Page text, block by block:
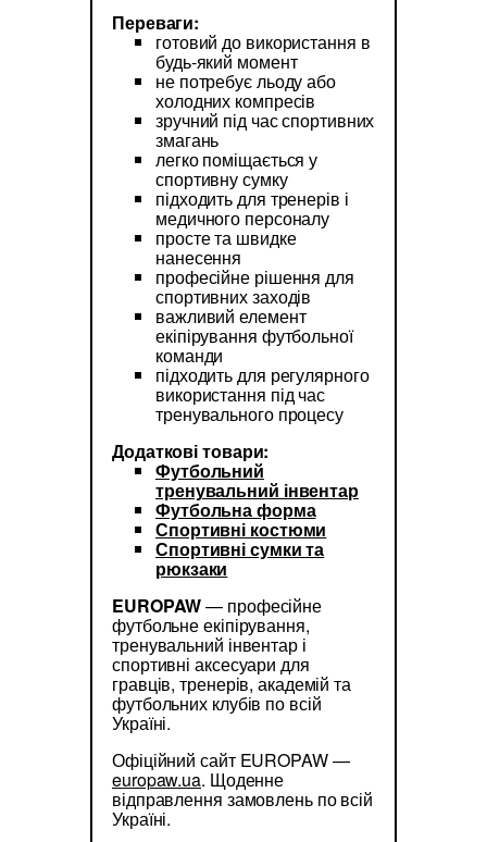
Переваги:
готовий до використання в
будь-який момент
не потребує льоду або
холодних компресів
зручний під час спортивних
змагань
легко поміщається у
спортивну сумку
підходить для тренерів і
медичного персоналу
просте та швидке
нанесення
професійне рішення для
спортивних заходів
важливий елемент
екіпірування футбольної
команди
підходить для регулярного
використання під час
тренувального процесу
Додаткові товари:
Футбольний
тренувальний інвентар
Футбольна форма
Спортивні костюми
Спортивні сумки та
рюкзаки
EUROPAW— професійне
футбольне екіпірування,
тренувальний інвентар і
спортивні аксесуари для
гравців, тренерів, академій та
футбольних клубів по всій
Україні.
Офіційний сайт EUROPAW —
europaw.ua. Щоденне
відправлення замовлень по всій
Україні.